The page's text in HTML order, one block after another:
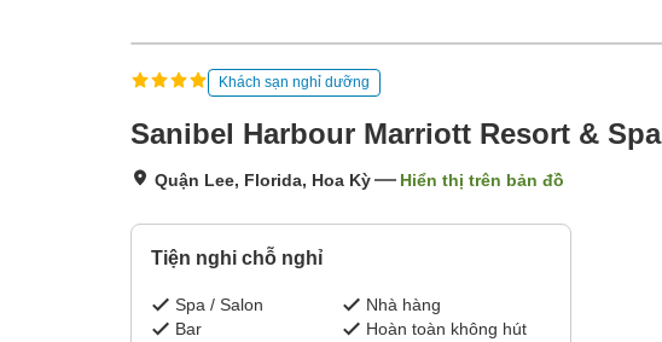
Khách sạn nghỉ dưỡng
Sanibel Harbour Marriott Resort & Spa
Quận Lee, Florida, Hoa Kỳ Hiển thị trên bản đồ
Tiện nghi chỗ nghỉ
Spa / Salon
Nhà hàng
Bar
Hoàn toàn không hút